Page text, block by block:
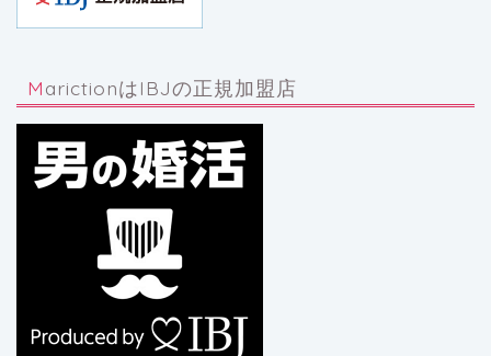
MarictionはIBJの正規加盟店